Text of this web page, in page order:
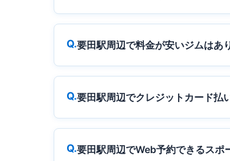
要田駅周辺で料金が安いジムはあ
要田駅周辺でクレジットカード払
要田駅周辺でWeb予約できるスポ